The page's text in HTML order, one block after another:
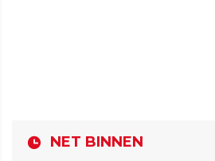
NET BINNEN